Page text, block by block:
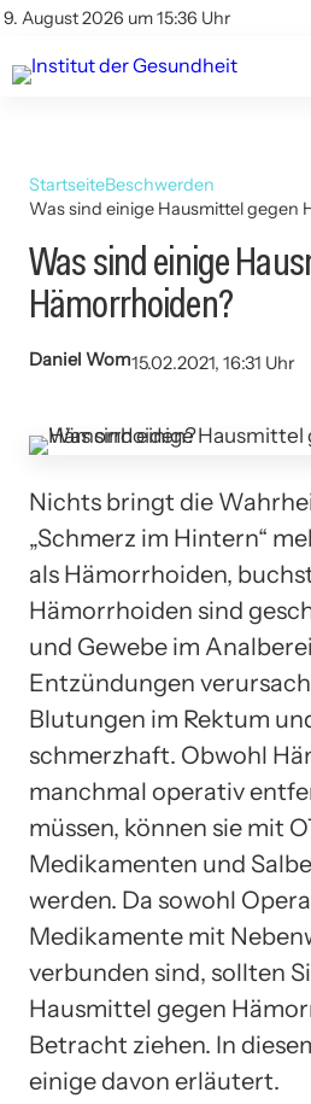
9. August 2026 um 15:36 Uhr
Kontakt
Kontakt
AGBs
StartseiteBeschwerden
Was sind einige Hausmittel gegen
Was sind einige
Hämorrhoiden?
Daniel Wom15.02.2021, 16:31 Uhr
Nichts bringt die
„Schmerz im Hintern“
als Hämorrhoiden,
Hämorrhoiden sind
und Gewebe im
Entzündungen
Blutungen im Rektum
schmerzhaft. Obwohl
manchmal operativ
müssen, können sie mit
Medikamenten und
werden. Da sowohl
Medikamente mit
verbunden sind, sollten
Hausmittel gegen
Betracht ziehen. In
einige davon erläutert.